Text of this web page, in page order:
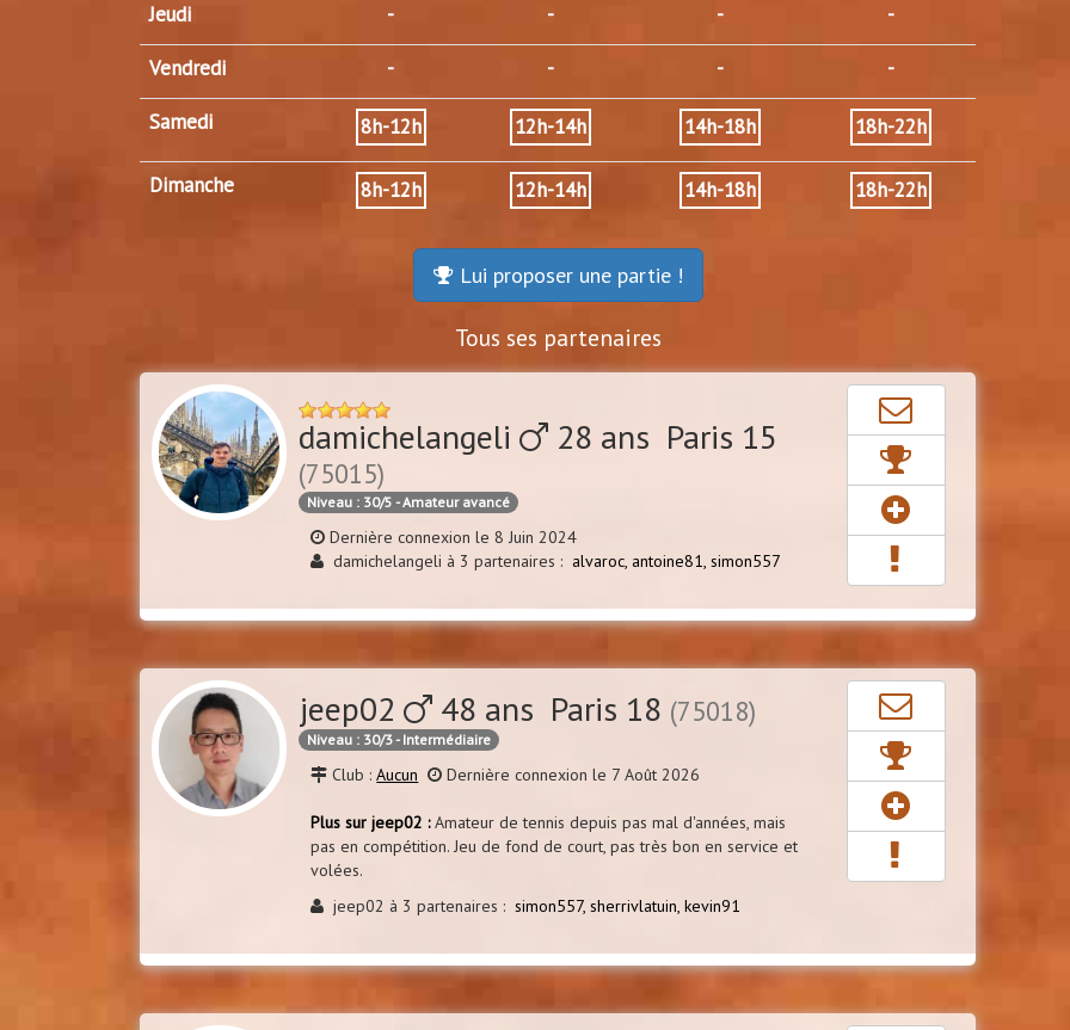
Jeudi - - - -
Vendredi - - - -
Samedi 8h-12h 12h-14h 14h-18h 18h-22h
Dimanche 8h-12h 12h-14h 14h-18h 18h-22h
Lui proposer une partie !
Tous ses partenaires
damichelangeli 28 ans Paris 15
(75015)
Niveau : 30/5 - Amateur avancé
Dernière connexion le 8 Juin 2024
damichelangeli à 3 partenaires : alvaroc, antoine81,simon557
jeep02 48 ans Paris 18 (75018)
Niveau : 30/3 - Intermédiaire
Club :Aucun Dernière connexion le 7 Août 2026
Plus sur jeep02 :Amateur de tennis depuis pas mal d'années, mais
pas en compétition. Jeu de fond de court, pas très bon en service et
volées.
jeep02 à 3 partenaires :simon557,sherrivlatuin,kevin91